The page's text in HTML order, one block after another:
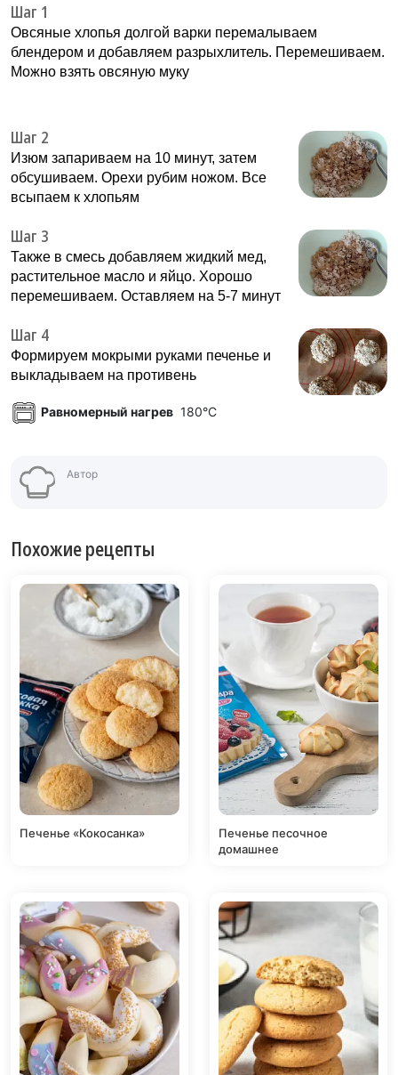
Шаг 1
Овсяные хлопья долгой варки перемалываем
блендером и добавляем разрыхлитель. Перемешиваем.
Можно взять овсяную муку
Шаг 2
Изюм запариваем на 10 минут, затем
обсушиваем. Орехи рубим ножом. Все
всыпаем к хлопьям
Шаг 3
Также в смесь добавляем жидкий мед,
растительное масло и яйцо. Хорошо
перемешиваем. Оставляем на 5-7 минут
Шаг 4
Формируем мокрыми руками печенье и
выкладываем на противень
Равномерный нагрев 180°C
Автор
Похожие рецепты
Печенье «Кокосанка»
Печенье песочное
домашнее